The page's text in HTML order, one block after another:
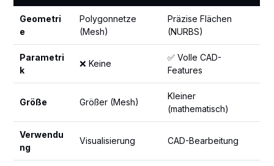
Geometri
e
Polygonnetze
(Mesh)
Präzise Flächen
(NURBS)
Parametri
k
❌ Keine
✅ Volle CAD-
Features
Größe Größer (Mesh)
Kleiner
(mathematisch)
Verwendu
ng
Visualisierung CAD-Bearbeitung